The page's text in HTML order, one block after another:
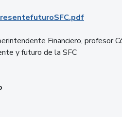
Financiero, profesor
y futuro de la SFC